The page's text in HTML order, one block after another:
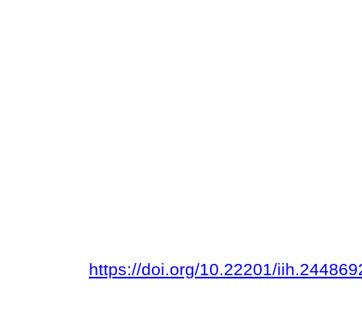
https://doi.org/10.22201/